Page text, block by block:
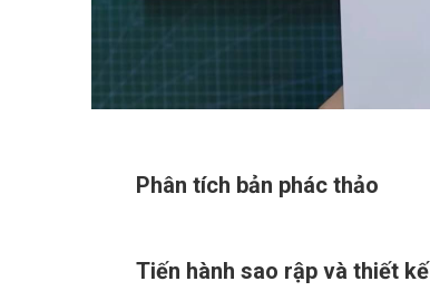
Phân tích bản phác thảo
Tiến hành sao rập và thiết kế